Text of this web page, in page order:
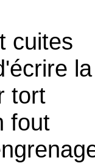
cuites
tort
fout